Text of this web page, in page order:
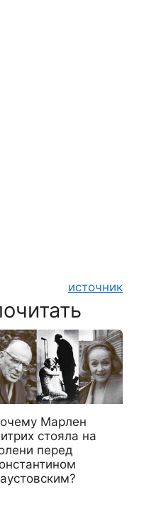
источник
Марлен
стояла на
перед